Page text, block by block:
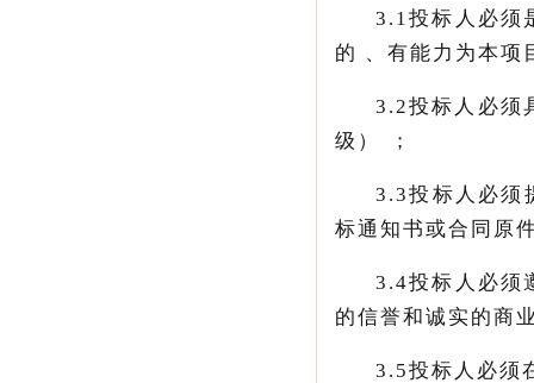
3.1投标人必须
的、有能力为
3.2投标人必须
级 ）；
3.3投标人必须
标通知书或合同原
3.4投标人必须
的信誉和诚实的商业
3.5投标人必须